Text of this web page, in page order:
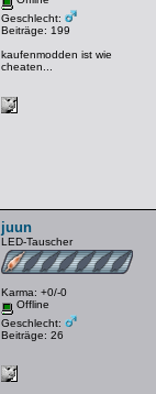
Geschlecht:
Beiträge: 199
kaufenmodden ist wie
cheaten...
juun
LED-Tauscher
Karma: +0/-0
Offline
Geschlecht:
Beiträge: 26